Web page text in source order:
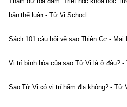
bản thể luận - Tử Vi School
Sách 101 câu hỏi về sao Thiên Cơ - Mai
Vị trí bình hòa của sao Tử Vi là ở đâu?
Sao Tử Vi có vị trí hãm địa không? - Tử